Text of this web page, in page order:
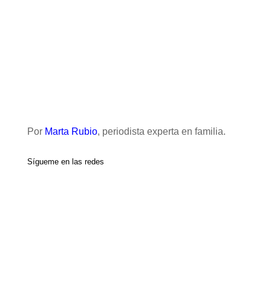
Por Marta Rubio, periodista experta en familia.
Sígueme en las redes